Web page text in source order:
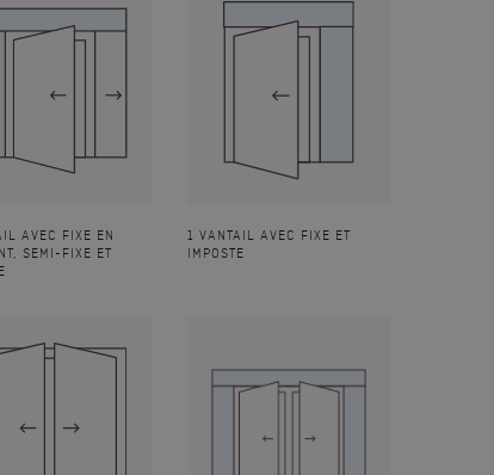
AVEC FIXE EN
SEMI-FIXE ET
1 VANTAIL AVEC FIXE ET
IMPOSTE